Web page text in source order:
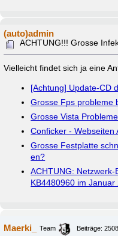
(auto)admin
ACHTUNG!!! Grosse
Vielleicht findet sich ja eine
[Achtung] Update-CD
Grosse Fps probleme
Grosse Vista Probleme
Conficker - Webseiten
Grosse Festplatte
en?
ACHTUNG:
KB4480960 im Januar
Maerki_ Team
Beiträge: 2508